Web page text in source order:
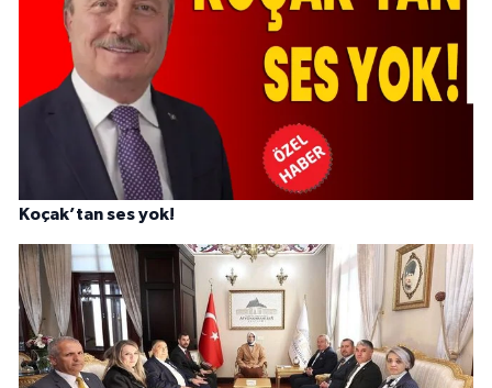
Koçak’tan ses yok!